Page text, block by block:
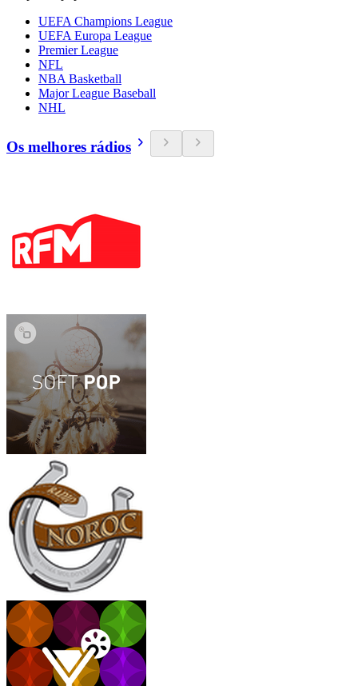
UEFA Champions League
UEFA Europa League
Premier League
NFL
NBA Basketball
Major League Baseball
NHL
Os melhores rádios